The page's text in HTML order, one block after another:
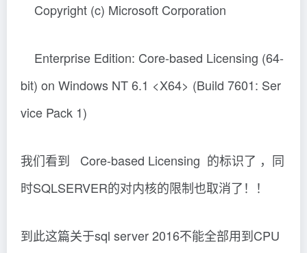
Copyright (c) Microsoft Corporation
Enterprise Edition: Core-based Licensing (64-
bit) on Windows NT 6.1 <X64> (Build 7601: Ser
vice Pack 1)
我们看到 Core-based Licensing 的标识了 ，同
时SQLSERVER的对内核的限制也取消了！！
到此这篇关于sql server 2016不能全部用到CPU